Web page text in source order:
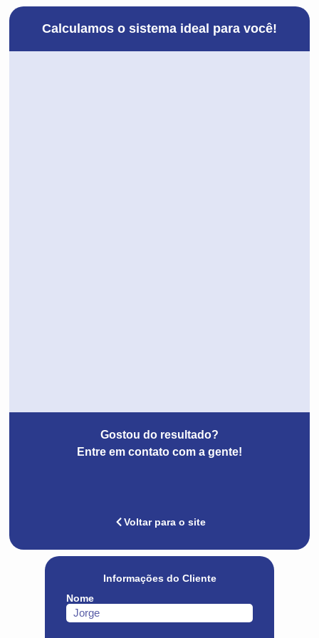
Calculamos o sistema ideal para você!
Gostou do resultado?
Entre em contato com a gente!
Voltar para o site
Informações do Cliente
Nome
Jorge